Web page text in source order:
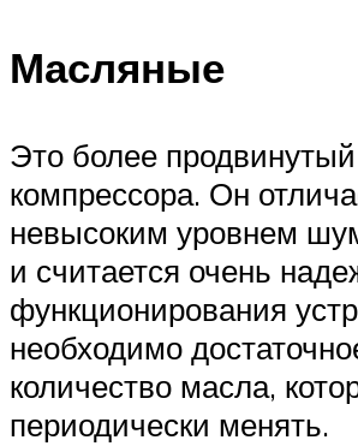
Масляные
Это более
компрессора. Он
невысоким уровнем
и считается очень
функционирования
необходимо
количество масла,
периодически менять.